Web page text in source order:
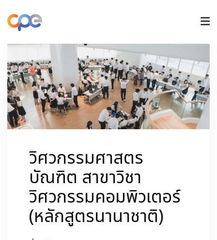
หลักสูตรปริญญาตรี
หลักสูตรบัณฑิตศึกษา
วิจัยและนวัตกรรม
การรับเข้าศึกษา
ข่าวและกิจกรรม
วิศวกรรมศาสตร
บัณฑิต สาขาวิชา
วิศวกรรมคอมพิวเตอร์
(หลักสูตรนานาชาติ)